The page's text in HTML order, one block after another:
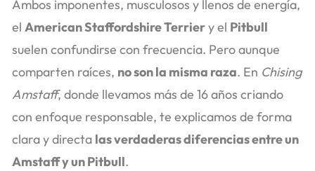
Ambos imponentes, musculosos y llenos de energía,
el American Staffordshire Terriery el Pitbull
suelen confundirse con frecuencia. Pero aunque
comparten raíces, no son la misma raza. En Chising
Amstaff, donde llevamos más de 16 años criando
con enfoque responsable, te explicamos de forma
clara y directa las verdaderas diferencias entre un
Amstaff y un Pitbull.